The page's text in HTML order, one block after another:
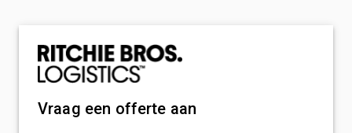
Vraag een offerte aan